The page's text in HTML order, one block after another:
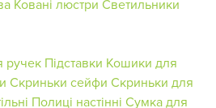
Ковані люстри Светильники
ручек Підставки Кошики для
Скриньки сейфи Скриньки для
Полиці настінні Сумка для